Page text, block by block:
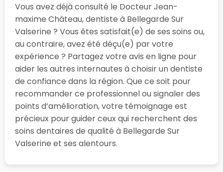
Vous avez déjà consulté le Docteur Jean-
maxime Château, dentiste à Bellegarde Sur
Valserine ? Vous êtes satisfait(e) de ses soins ou,
au contraire, avez été déçu(e) par votre
expérience ? Partagez votre avis en ligne pour
aider les autres internautes à choisir un dentiste
de confiance dans la région. Que ce soit pour
recommander ce professionnel ou signaler des
points d’amélioration, votre témoignage est
précieux pour guider ceux qui recherchent des
soins dentaires de qualité à Bellegarde Sur
Valserine et ses alentours.